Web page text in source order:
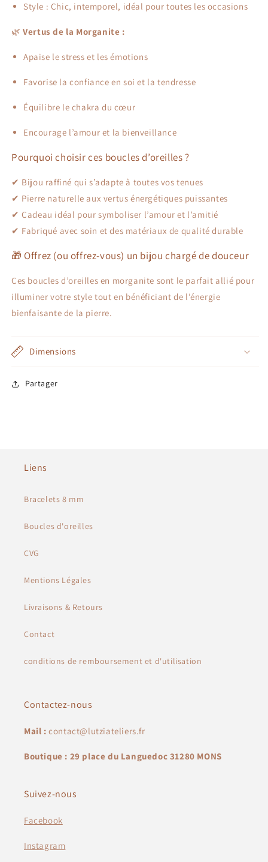
Style : Chic, intemporel, idéal pour toutes les occasions
🌿Vertus de la Morganite :
Apaise le stress et les émotions
Favorise la confiance en soi et la tendresse
Équilibre le chakra du cœur
Encourage l’amour et la bienveillance
Pourquoi choisir ces boucles d’oreilles ?
✔ Bijou raffiné qui s’adapte à toutes vos tenues
✔ Pierre naturelle aux vertus énergétiques puissantes
✔ Cadeau idéal pour symboliser l’amour et l’amitié
✔ Fabriqué avec soin et des matériaux de qualité durable
🎁 Offrez (ou offrez-vous) un bijou chargé de douceur
Ces boucles d’oreilles en morganite sont le parfait allié pour
illuminer votre style tout en bénéficiant de l’énergie
bienfaisante de la pierre.
Dimensions
Partager
Liens
Bracelets 8 mm
Boucles d'oreilles
CVG
Mentions Légales
Livraisons & Retours
Contact
conditions de remboursement et d'utilisation
Contactez-nous
Mail :contact@lutziateliers.fr
Boutique : 29 place du Languedoc 31280 MONS
Suivez-nous
Facebook
Instagram